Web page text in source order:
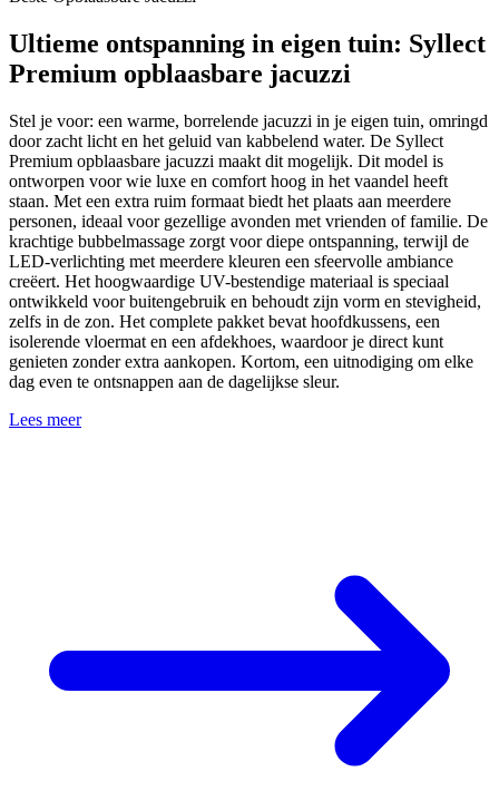
Ultieme ontspanning in eigen tuin: Syllect
Premium opblaasbare jacuzzi
Stel je voor: een warme, borrelende jacuzzi in je eigen tuin, omringd
door zacht licht en het geluid van kabbelend water. De Syllect
Premium opblaasbare jacuzzi maakt dit mogelijk. Dit model is
ontworpen voor wie luxe en comfort hoog in het vaandel heeft
staan. Met een extra ruim formaat biedt het plaats aan meerdere
personen, ideaal voor gezellige avonden met vrienden of familie. De
krachtige bubbelmassage zorgt voor diepe ontspanning, terwijl de
LED-verlichting met meerdere kleuren een sfeervolle ambiance
creëert. Het hoogwaardige UV-bestendige materiaal is speciaal
ontwikkeld voor buitengebruik en behoudt zijn vorm en stevigheid,
zelfs in de zon. Het complete pakket bevat hoofdkussens, een
isolerende vloermat en een afdekhoes, waardoor je direct kunt
genieten zonder extra aankopen. Kortom, een uitnodiging om elke
dag even te ontsnappen aan de dagelijkse sleur.
Lees meer